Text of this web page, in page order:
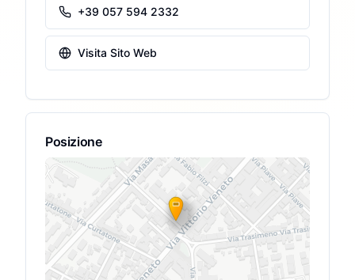
+39 057 594 2332
Visita Sito Web
Posizione